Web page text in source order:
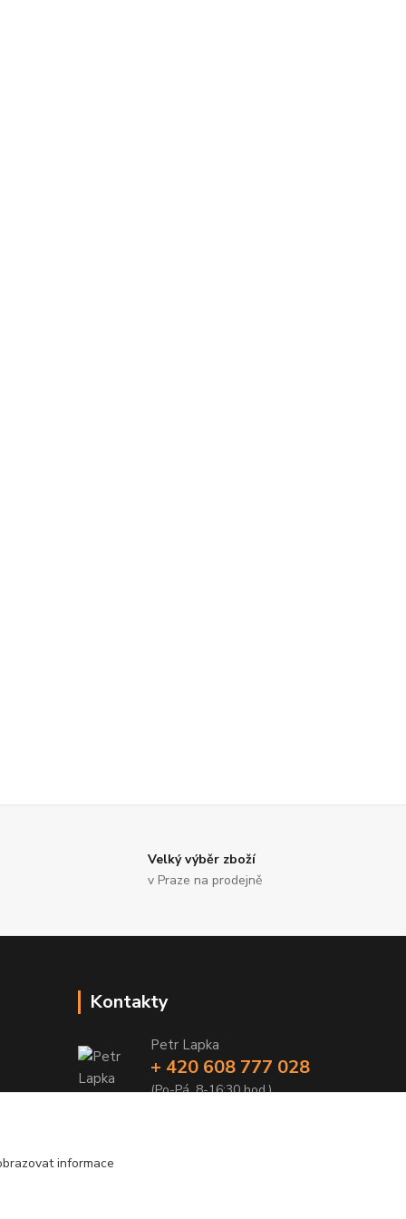
Velký výběr zboží
v Praze na prodejně
Kontakty
Petr Lapka
+ 420 608 777 028
(Po-Pá, 8-16:30 hod.)
informace